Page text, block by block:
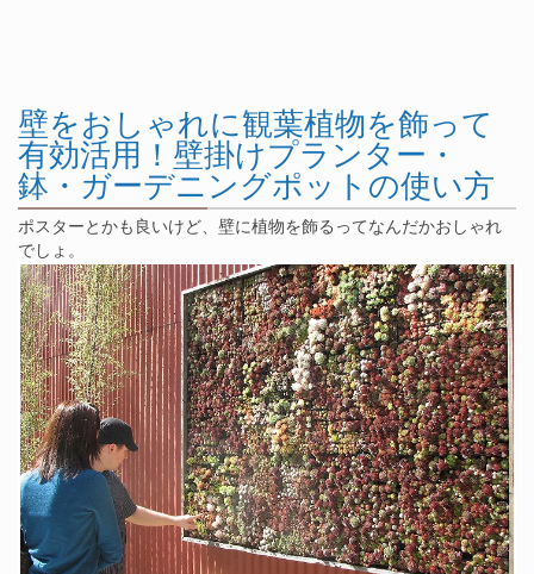
壁をおしゃれに観葉植物を飾って
有効活用！壁掛けプランター・
鉢・ガーデニングポットの使い方
ポスターとかも良いけど、壁に植物を飾るってなんだかおしゃれ
でしょ。